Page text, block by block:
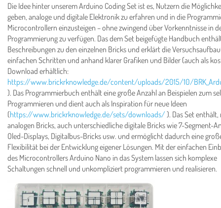
Die Idee hinter unserem Arduino Coding Set ist es, Nutzern die
geben, analoge und digitale Elektronik zu erfahren und in die
Microcontrollern einzusteigen – ohne zwingend über Vorkenntnisse in
Programmierung zu verfügen. Das dem Set beigefügte Handbuch
Beschreibungen zu den einzelnen Bricks und erklärt die
einfachen Schritten und anhand klarer Grafiken und Bilder (auch als
Download erhältlich:
https://www.brickrknowledge.de/content/uploads/2015/10/
). Das Programmierbuch enthält eine große Anzahl an Beispielen zum
Programmieren und dient auch als Inspiration für neue Ideen
(https://www.brickrknowledge.de/sets/downloads/). Das Set enthält,
analogen Bricks, auch unterschiedliche digitale Bricks wie 7-Segment-
Oled-Displays, Digitalbus-Bricks usw. und ermöglicht dadurch eine
Flexibilität bei der Entwicklung eigener Lösungen. Mit der einfachen
des Microcontrollers Arduino Nano in das System lassen sich komplexe
Schaltungen schnell und unkompliziert programmieren und realisieren.